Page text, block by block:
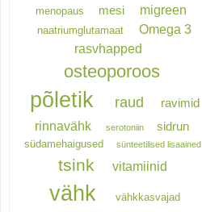
menopaus mesi migreen
naatriumglutamaat
Omega 3
rasvhapped
osteoporoos
põletik raud ravimid
rinnavähk serotoniin sidrun
südamehaigused sünteetilised lisaained
tsink vitamiinid
vähk vähkkasvajad